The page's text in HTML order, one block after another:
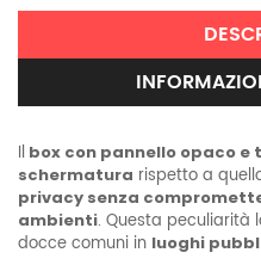
senza
o
viti
Il box con pannello opaco e
schermatura rispetto a
privacy senza
ambienti. Questa peculiarità
docce comuni in luoghi